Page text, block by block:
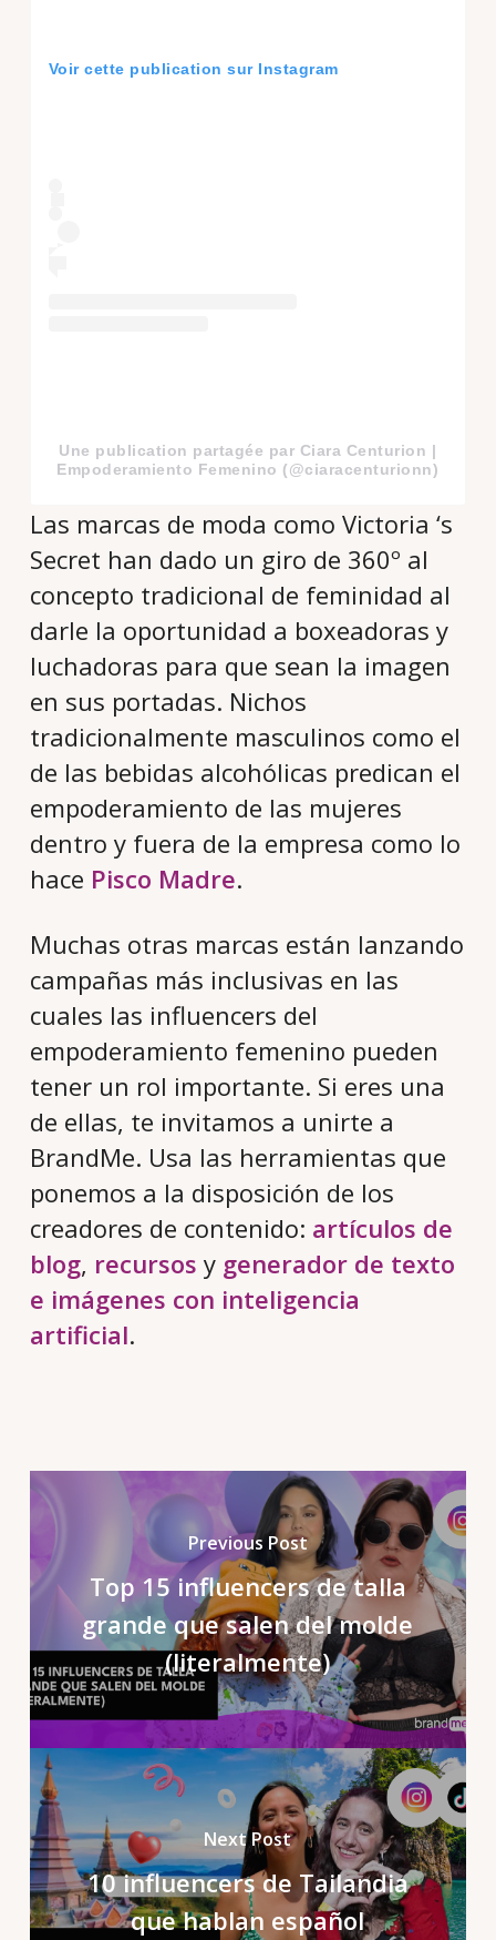
Voir cette publication sur Instagram
Une publication partagée par Ciara Centurion |
Empoderamiento Femenino (@ciaracenturionn)
Las marcas de moda como Victoria ‘s
Secret han dado un giro de 360º al
concepto tradicional de feminidad al
darle la oportunidad a boxeadoras y
luchadoras para que sean la imagen
en sus portadas. Nichos
tradicionalmente masculinos como el
de las bebidas alcohólicas predican el
empoderamiento de las mujeres
dentro y fuera de la empresa como lo
hace Pisco Madre.
Muchas otras marcas están lanzando
campañas más inclusivas en las
cuales las influencers del
empoderamiento femenino pueden
tener un rol importante. Si eres una
de ellas, te invitamos a unirte a
BrandMe. Usa las herramientas que
ponemos a la disposición de los
creadores de contenido: artículos de
blog, recursos y generador de texto
e imágenes con inteligencia
artificial.
Previous Post
Top 15 influencers de talla
grande que salen del molde
(literalmente)
Next Post
10 influencers de Tailandia
que hablan español